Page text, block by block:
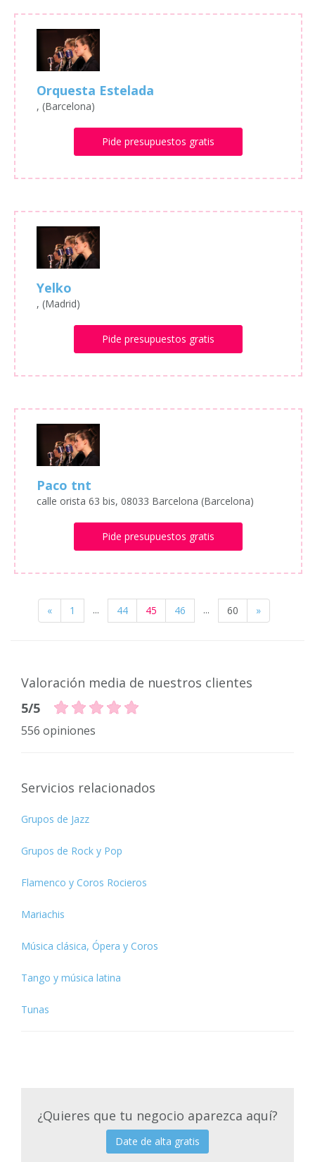
Orquesta Estelada
, (Barcelona)
Pide presupuestos gratis
Yelko
, (Madrid)
Pide presupuestos gratis
Paco tnt
calle orista 63 bis, 08033 Barcelona (Barcelona)
Pide presupuestos gratis
« 1 ... 44 45 46 ... 60 »
Valoración media de nuestros clientes
5/5
556 opiniones
Servicios relacionados
Grupos de Jazz
Grupos de Rock y Pop
Flamenco y Coros Rocieros
Mariachis
Música clásica, Ópera y Coros
Tango y música latina
Tunas
¿Quieres que tu negocio aparezca aquí?
Date de alta gratis